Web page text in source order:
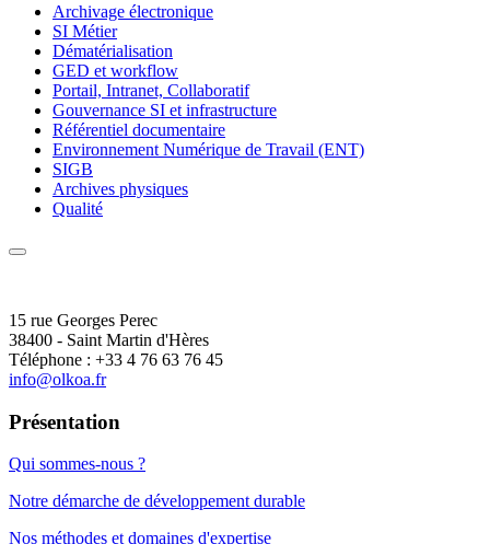
Archivage électronique
SI Métier
Dématérialisation
GED et workflow
Portail, Intranet, Collaboratif
Gouvernance SI et infrastructure
Référentiel documentaire
Environnement Numérique de Travail (ENT)
SIGB
Archives physiques
Qualité
15 rue Georges Perec
38400 - Saint Martin d'Hères
Téléphone : +33 4 76 63 76 45
info@olkoa.fr
Présentation
Qui sommes-nous ?
Notre démarche de développement durable
Nos méthodes et domaines d'expertise